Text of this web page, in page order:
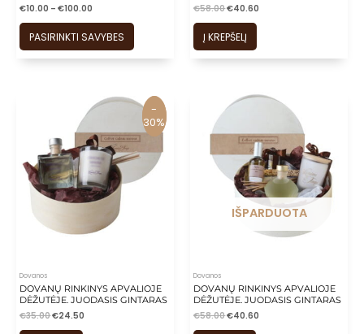
€10.00 –€100.00
PASIRINKTI SAVYBES
€58.00€40.60
Į KREPŠELĮ
-
30%
-
30%
Dovanos
DOVANŲ RINKINYS APVALIOJE
DĖŽUTĖJE. JUODASIS GINTARAS
€35.00€24.50
IŠPARDUOTA
Dovanos
DOVANŲ RINKINYS APVALIOJE
DĖŽUTĖJE. JUODASIS GINTARAS
€58.00€40.60